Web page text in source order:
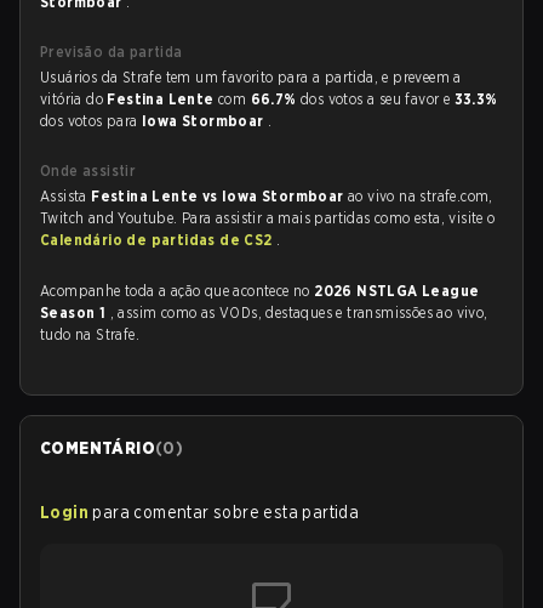
Previsão da partida
Usuários da Strafe tem um favorito para a partida, e preveem a
vitória do Festina Lentecom 66.7%dos votos a seu favor e 33.3%
dos votos para Iowa Stormboar .
Onde assistir
Assista Festina Lente vs Iowa Stormboarao vivo na strafe.com,
Twitch and Youtube. Para assistir a mais partidas como esta, visite o
Calendário de partidas de CS2 .
Acompanhe toda a ação que acontece no 2026 NSTLGA League
Season 1 , assim como as VODs, destaques e transmissões ao vivo,
tudo na Strafe.
COMENTÁRIO(0)
Login para comentar sobre esta partida